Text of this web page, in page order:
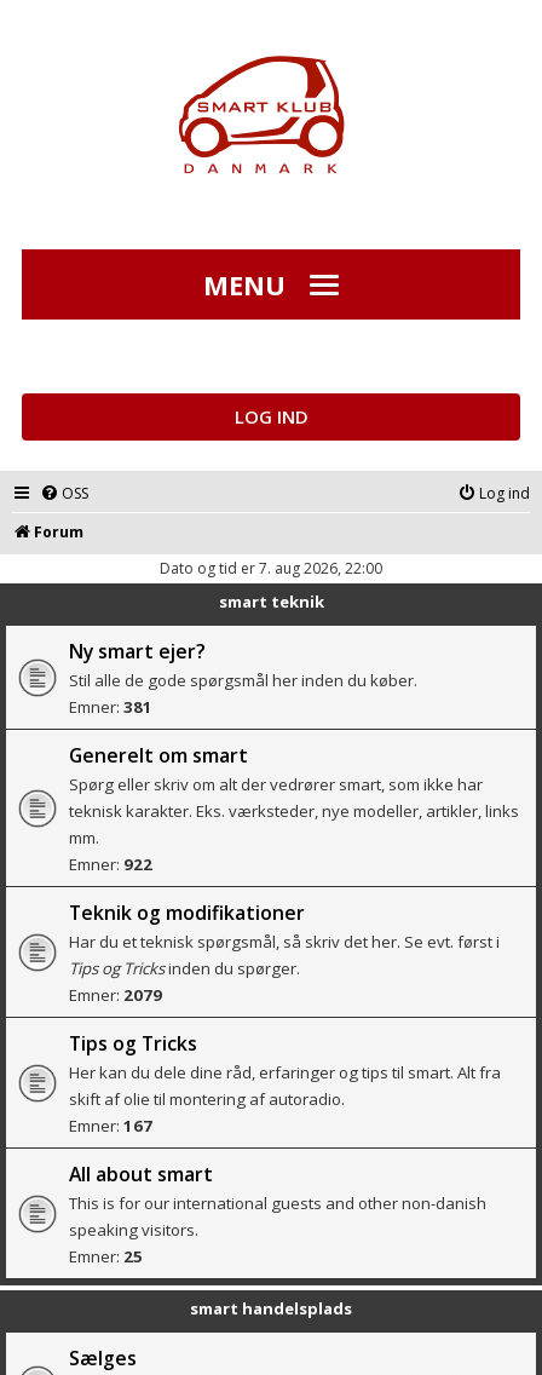
MENU
LOG IND
OSS
Log ind
Forum
Dato og tid er 7. aug 2026, 22:00
smart teknik
Ny smart ejer?
Stil alle de gode spørgsmål her inden du køber.
Emner: 381
Generelt om smart
Spørg eller skriv om alt der vedrører smart, som ikke har
teknisk karakter. Eks. værksteder, nye modeller, artikler, links
mm.
Emner: 922
Teknik og modifikationer
Har du et teknisk spørgsmål, så skriv det her. Se evt. først i
Tips og Tricksinden du spørger.
Emner: 2079
Tips og Tricks
Her kan du dele dine råd, erfaringer og tips til smart. Alt fra
skift af olie til montering af autoradio.
Emner: 167
All about smart
This is for our international guests and other non-danish
speaking visitors.
Emner: 25
smart handelsplads
Sælges